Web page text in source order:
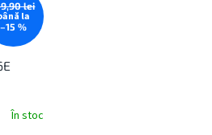
lei
la
–15 %
În stoc